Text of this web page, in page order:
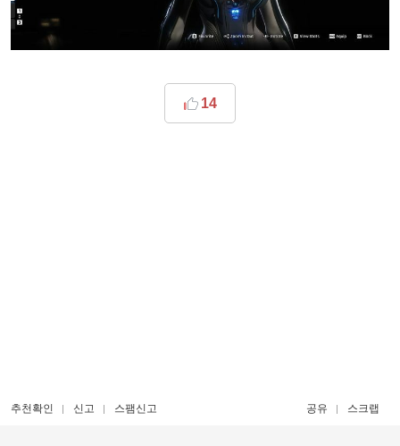
14
추천확인 신고 스팸신고 공유 스크랩